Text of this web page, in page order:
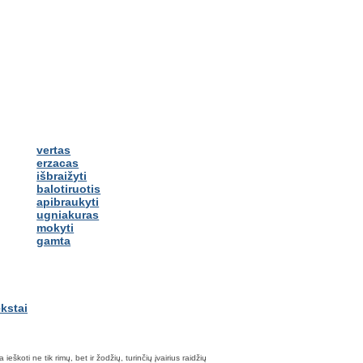
vertas
erzacas
išbraižyti
balotiruotis
apibraukyti
ugniakuras
mokyti
gamta
ne tik rimų, bet ir žodžių, turinčių įvairius raidžių